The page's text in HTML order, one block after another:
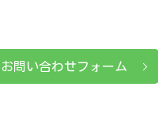
お問い合わせフォーム